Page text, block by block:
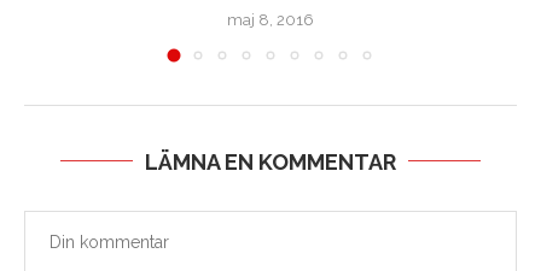
maj 8, 2016
LÄMNA EN KOMMENTAR